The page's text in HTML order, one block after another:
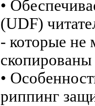
•
(UDF)
- которые не
•
риппинг